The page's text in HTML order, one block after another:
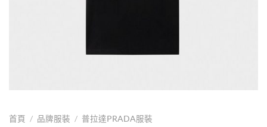
首頁 / 品牌服裝 / 普拉達PRADA服裝